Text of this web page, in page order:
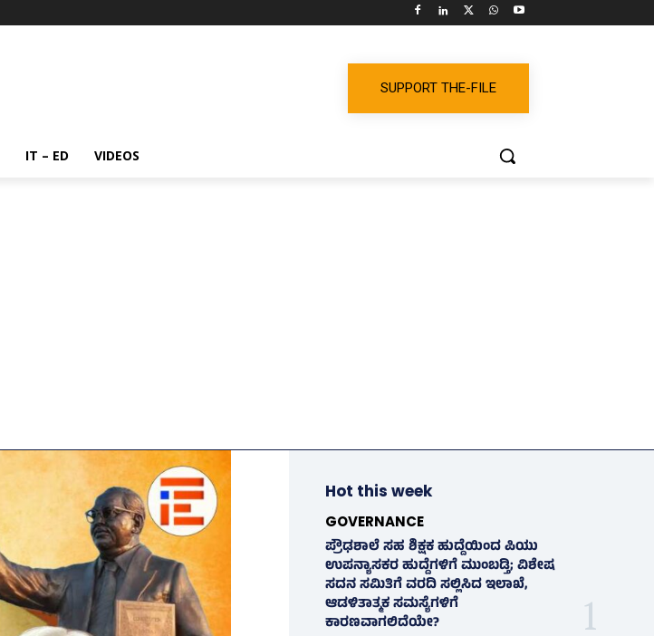
SUPPORT THE-FILE
IT – ED VIDEOS
Hot this week
GOVERNANCE
ಪ್ರೌಢಶಾಲೆ ಸಹ ಶಿಕ್ಷಕ ಹುದ್ದೆಯಿಂದ ಪಿಯು
ಉಪನ್ಯಾಸಕರ ಹುದ್ದೆಗಳಿಗೆ ಮುಂಬಡ್ತಿ; ವಿಶೇಷ
ಸದನ ಸಮಿತಿಗೆ ವರದಿ ಸಲ್ಲಿಸಿದ ಇಲಾಖೆ,
ಆಡಳಿತಾತ್ಮಕ ಸಮಸ್ಯೆಗಳಿಗೆ
ಕಾರಣವಾಗಲಿದೆಯೇ?